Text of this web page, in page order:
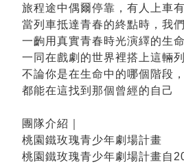
旅程途中偶爾停靠，有人上車有
當列車抵達青春的終點時，我
一齣用真實青春時光演繹的生命
一同在戲劇的世界裡搭上這輛
不論你是在生命中的哪個階段，
都能在這找到那個曾經的自己
團隊介紹｜
桃園鐵玫瑰青少年劇場計畫
桃園鐵玫瑰青少年劇場計畫自